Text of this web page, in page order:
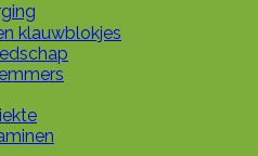
klauwblokjes